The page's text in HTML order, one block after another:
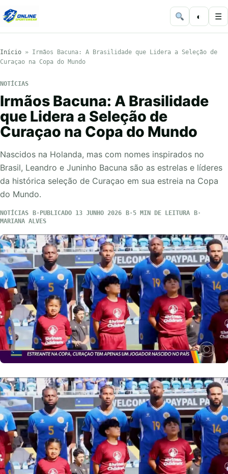
◐ ☰
Início » Irmãos Bacuna: A Brasilidade que Lidera a Seleção de
Curaçao na Copa do Mundo
NOTÍCIAS
Irmãos Bacuna: A Brasilidade
que Lidera a Seleção de
Curaçao na Copa do Mundo
Nascidos na Holanda, mas com nomes inspirados no
Brasil, Leandro e Juninho Bacuna são as estrelas e líderes
da histórica seleção de Curaçao em sua estreia na Copa
do Mundo.
NOTÍCIAS PUBLICADO 13 JUNHO 2026
5 MIN DE LEITURA
MARIANA ALVES